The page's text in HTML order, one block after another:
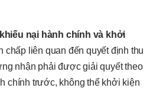
nại hành chính và khởi
chấp liên quan đến quyết định thu
nhận phải được giải quyết theo
chính trước, không thể khởi kiện